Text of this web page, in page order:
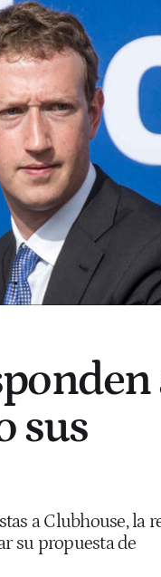
sus
a Clubhouse, la
su propuesta de